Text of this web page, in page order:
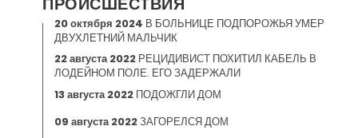
20 октября 2024 В БОЛЬНИЦЕ ПОДПОРОЖЬЯ УМЕР
ДВУХЛЕТНИЙ МАЛЬЧИК
22 августа 2022 РЕЦИДИВИСТ ПОХИТИЛ КАБЕЛЬ В
ЛОДЕЙНОМ ПОЛЕ. ЕГО ЗАДЕРЖАЛИ
13 августа 2022 ПОДОЖГЛИ ДОМ
09 августа 2022ЗАГОРЕЛСЯ ДОМ